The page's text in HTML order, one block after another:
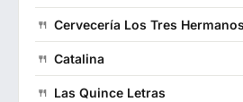
Cervecería Los Tres Hermanos
Catalina
Las Quince Letras